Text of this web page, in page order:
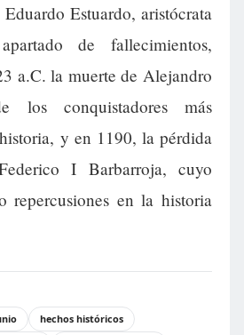
Estuardo, aristócrata
de fallecimientos,
a.C. la muerte de Alejandro
los conquistadores más
y en 1190, la pérdida
I Barbarroja, cuyo
repercusiones en la historia
hechos históricos